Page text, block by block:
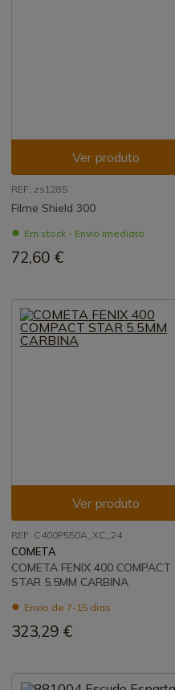
Ver produto
REF: zs1285
Filme Shield 300
Em stock - Envio imediato
72,60 €
Ver produto
REF: C400P550A_XC_24
COMETA
COMETA FENIX 400 COMPACT
STAR 5.5MM CARBINA
Envio de 7-15 dias
323,29 €